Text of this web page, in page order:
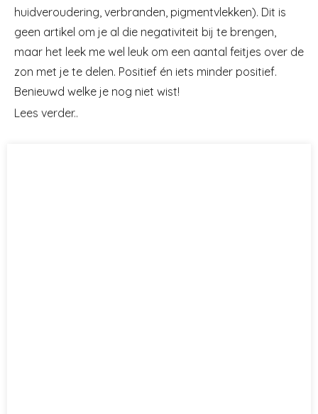
huidveroudering, verbranden, pigmentvlekken). Dit is
geen artikel om je al die negativiteit bij te brengen,
maar het leek me wel leuk om een aantal feitjes over de
zon met je te delen. Positief én iets minder positief.
Benieuwd welke je nog niet wist!
Lees verder..